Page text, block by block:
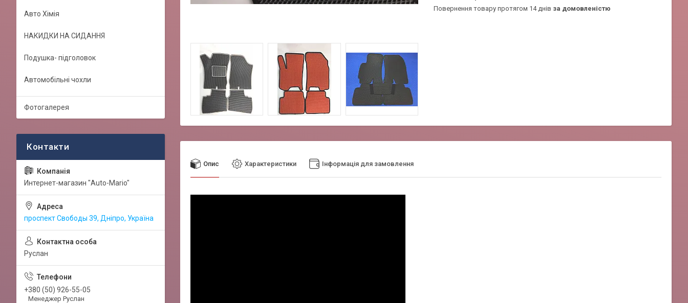
повернення товару протягом 14 днів за домовленістю
Опис Характеристики Інформація для замовлення
Авто Хімія
НАКИДКИ НА СИДАННЯ
Подушка- підголовок
Автомобільні чохли
Фотогалерея
Интернет-магазин "Auto-Mario"
проспект Свободы 39, Дніпро, Україна
Руслан
+380 (50) 926-55-05
Менеджер Руслан